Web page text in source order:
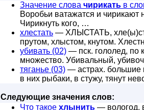
Значение слова чирикать в
Воробьи ватажатся и
Чирикнуть кого, …
хлестать — ХЛЫСТАТЬ,
прутом, хлыстом, кнутом.
убивать (02) — пск. гололед, по
множество. Убивальный,
тяганье (03) — астрах. большие
в них рыбаки, в стужу, тянут
Следующие значения слов:
Что такое хлынить — вологод.